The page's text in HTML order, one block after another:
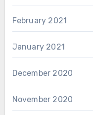
February 2021
January 2021
December 2020
November 2020